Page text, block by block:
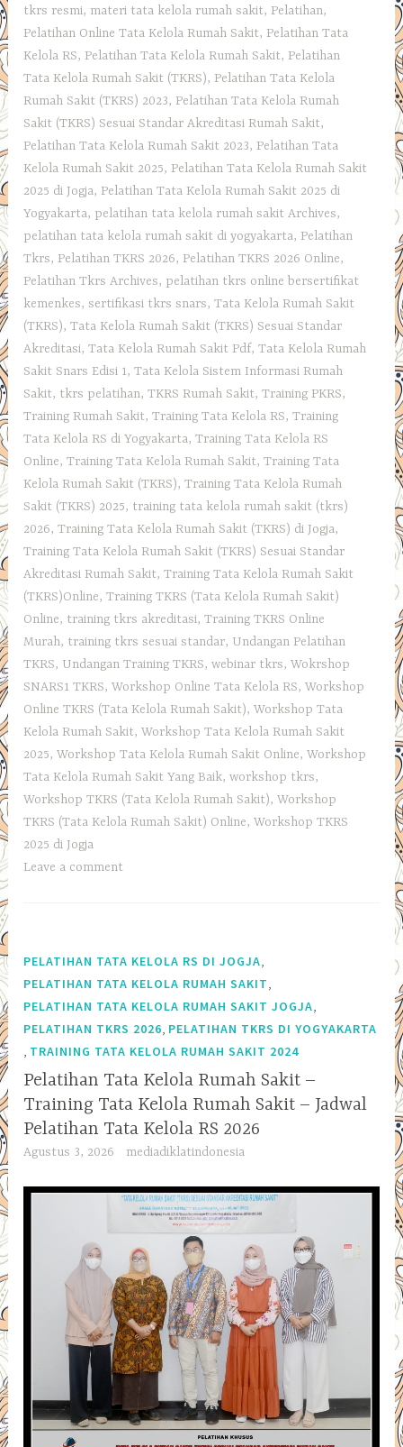
tkrs resmi, materi tata kelola rumah sakit, Pelatihan,
Pelatihan Online Tata Kelola Rumah Sakit, Pelatihan Tata
Kelola RS, Pelatihan Tata Kelola Rumah Sakit, Pelatihan
Tata Kelola Rumah Sakit (TKRS), Pelatihan Tata Kelola
Rumah Sakit (TKRS) 2023, Pelatihan Tata Kelola Rumah
Sakit (TKRS) Sesuai Standar Akreditasi Rumah Sakit,
Pelatihan Tata Kelola Rumah Sakit 2023, Pelatihan Tata
Kelola Rumah Sakit 2025, Pelatihan Tata Kelola Rumah Sakit
2025 di Jogja, Pelatihan Tata Kelola Rumah Sakit 2025 di
Yogyakarta, pelatihan tata kelola rumah sakit Archives,
pelatihan tata kelola rumah sakit di yogyakarta, Pelatihan
Tkrs, Pelatihan TKRS 2026, Pelatihan TKRS 2026 Online,
Pelatihan Tkrs Archives, pelatihan tkrs online bersertifikat
kemenkes,sertifikasi tkrs snars,Tata Kelola Rumah Sakit
(TKRS),Tata Kelola Rumah Sakit (TKRS) Sesuai Standar
Akreditasi,Tata Kelola Rumah Sakit Pdf,Tata Kelola Rumah
Sakit Snars Edisi 1,Tata Kelola Sistem Informasi Rumah
Sakit, tkrs pelatihan,TKRS Rumah Sakit,Training PKRS,
Training Rumah Sakit,Training Tata Kelola RS,Training
Tata Kelola RS di Yogyakarta,Training Tata Kelola RS
Online,Training Tata Kelola Rumah Sakit,Training Tata
Kelola Rumah Sakit (TKRS),Training Tata Kelola Rumah
Sakit (TKRS) 2025, training tata kelola rumah sakit (tkrs)
2026,Training Tata Kelola Rumah Sakit (TKRS) di Jogja,
Training Tata Kelola Rumah Sakit (TKRS) Sesuai Standar
Akreditasi Rumah Sakit,Training Tata Kelola Rumah Sakit
(TKRS)Online,Training TKRS (Tata Kelola Rumah Sakit)
Online, training tkrs akreditasi,Training TKRS Online
Murah, training tkrs sesuai standar, Undangan Pelatihan
TKRS, Undangan Training TKRS,webinar tkrs,Wokrshop
SNARS1 TKRS,Workshop Online Tata Kelola RS,Workshop
Online TKRS (Tata Kelola Rumah Sakit),Workshop Tata
Kelola Rumah Sakit,Workshop Tata Kelola Rumah Sakit
2025,Workshop Tata Kelola Rumah Sakit Online,Workshop
Tata Kelola Rumah Sakit Yang Baik,workshop tkrs,
Workshop TKRS (Tata Kelola Rumah Sakit),Workshop
TKRS (Tata Kelola Rumah Sakit) Online,Workshop TKRS
2025 di Jogja
Leave a comment
PELATIHAN TATA KELOLA RS DI JOGJA,
PELATIHAN TATA KELOLA RUMAH SAKIT,
PELATIHAN TATA KELOLA RUMAH SAKIT JOGJA,
PELATIHAN TKRS 2026, PELATIHAN TKRS DI YOGYAKARTA
, TRAINING TATA KELOLA RUMAH SAKIT 2024
Pelatihan Tata Kelola Rumah Sakit –
Training Tata Kelola Rumah Sakit – Jadwal
Pelatihan Tata Kelola RS 2026
Agustus 3, 2026 mediadiklatindonesia